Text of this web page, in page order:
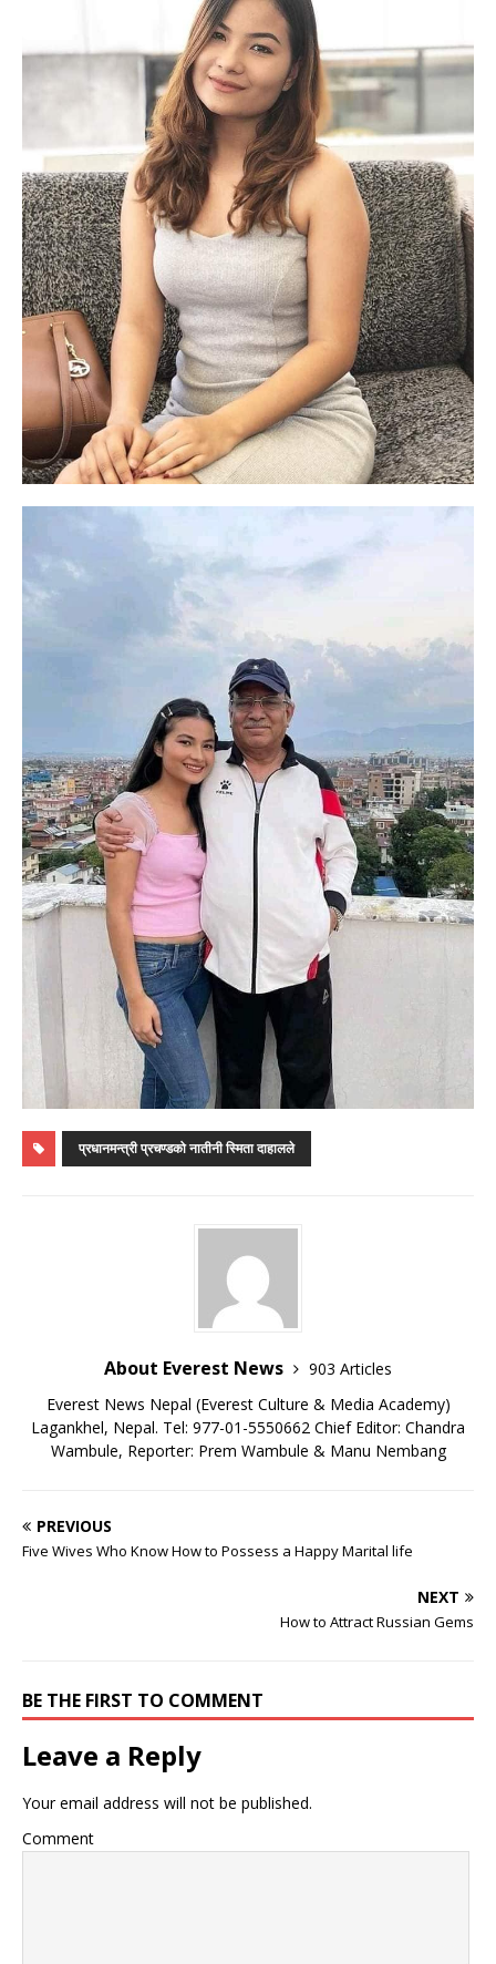
प्रधानमन्त्री प्रचण्डको नातीनी स्मिता दाहालले
About Everest News
903 Articles
Everest News Nepal (Everest Culture & Media Academy)
Lagankhel, Nepal. Tel: 977-01-5550662 Chief Editor: Chandra
Wambule, Reporter: Prem Wambule & Manu Nembang
PREVIOUS
Five Wives Who Know How to Possess a Happy Marital life
NEXT
How to Attract Russian Gems
BE THE FIRST TO COMMENT
Leave a Reply
Your email address will not be published.
Comment